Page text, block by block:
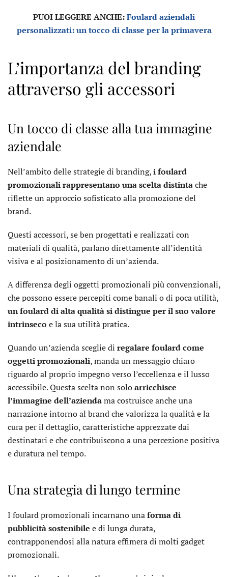
PUOI LEGGERE ANCHE:Foulard aziendali
personalizzati: un tocco di classe per la primavera
L’importanza del branding
attraverso gli accessori
Un tocco di classe alla tua immagine
aziendale
Nell’ambito delle strategie di branding,i foulard
promozionali rappresentano una scelta distintache
riflette un approccio sofisticato alla promozione del
brand.
Questi accessori, se ben progettati e realizzati con
materiali di qualità, parlano direttamente all’identità
visiva e al posizionamento di un’azienda.
A differenza degli oggetti promozionali più convenzionali,
che possono essere percepiti come banali o di poca utilità,
un foulard di alta qualità si distingue per il suo valore
intrinseco e la sua utilità pratica.
Quando un’azienda sceglie di regalare foulard come
oggetti promozionali, manda un messaggio chiaro
riguardo al proprio impegno verso l’eccellenza e il lusso
accessibile. Questa scelta non soloarricchisce
l’immagine dell’aziendama costruisce anche una
narrazione intorno al brand che valorizza la qualità e la
cura per il dettaglio, caratteristiche apprezzate dai
destinatari e che contribuiscono a una percezione positiva
e duratura nel tempo.
Una strategia di lungo termine
I foulard promozionali incarnano unaforma di
pubblicità sostenibile e di lunga durata,
contrapponendosi alla natura effimera di molti gadget
promozionali.